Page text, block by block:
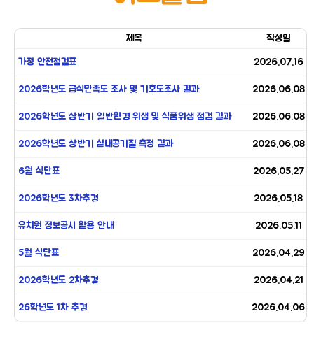
제목 작성일
가정 안전점검표 2026.07.16
2026학년도 급식만족도 조사 및 기호도조사 결과 2026.06.08
2026학년도 상반기 일반환경 위생 및 식품위생 점검 결과 2026.06.08
2026학년도 상반기 실내공기질 측정 결과 2026.06.08
6월 식단표 2026.05.27
2026학년도 3차추경 2026.05.18
유치원 정보공시 활용 안내 2026.05.11
5월 식단표 2026.04.29
2026학년도 2차추경 2026.04.21
26학년도 1차 추경 2026.04.06